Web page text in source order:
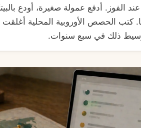
الفوز. أدفع عمولة صغيرة، أودع
ذلك في سبع سنوات.